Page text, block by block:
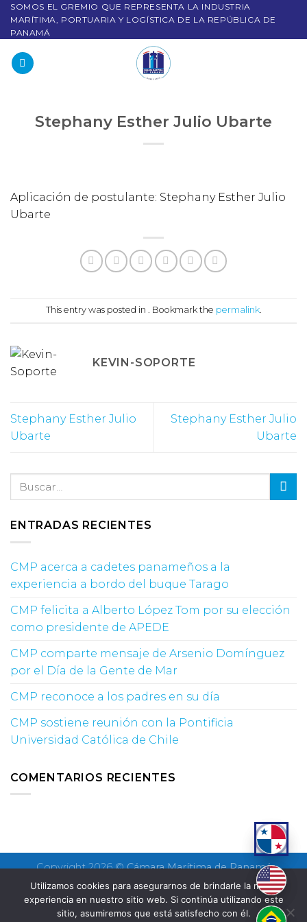
SOMOS EL GREMIO QUE REPRESENTA LA INDUSTRIA
MARÍTIMA, PORTUARIA Y LOGÍSTICA DE LA REPÚBLICA DE
PANAMÁ
Stephany Esther Julio Ubarte
Aplicación de postulante: Stephany Esther Julio
Ubarte
This entry was posted in . Bookmark the permalink.
KEVIN-SOPORTE
Stephany Esther Julio
Ubarte
Stephany Esther Julio
Ubarte
ENTRADAS RECIENTES
CMP acerca a cadetes panameños a la
experiencia a bordo del buque Tarago
CMP felicita a Alberto López Tom por su elección
como presidente de APEDE
CMP comparte mensaje de Arsenio Domínguez
por el Día de la Gente de Mar
CMP reconoce a los padres en su día
CMP sostiene reunión con la Pontificia
Universidad Católica de Chile
COMENTARIOS RECIENTES
Copyright 2026 ©Cámara Marítima de Panamá
Utilizamos cookies para asegurarnos de brindarle la mejor
experiencia en nuestro sitio web. Si continúa utilizando este
sitio, asumiremos que está satisfecho con él.